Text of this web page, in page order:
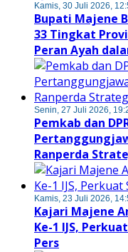
Kamis, 30 Juli 2026,
Bupati Majene
33 Tingkat
Peran Ayah
Senin, 27 Juli 2026,
Pemkab dan
Ranperda
Kamis, 23 Juli 2026,
Kajari Majene
Ke-1 IJS,
Pers